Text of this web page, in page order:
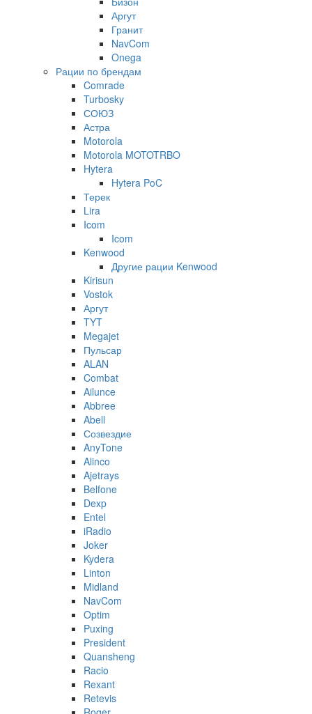
Аргут
Гранит
NavCom
Onega
Рации по брендам
Comrade
Turbosky
СОЮЗ
Астра
Motorola
Motorola MOTOTRBO
Hytera
Hytera PoC
Терек
Lira
Icom
Icom
Kenwood
Другие рации Kenwood
Kirisun
Vostok
Аргут
TYT
Megajet
Пульсар
ALAN
Combat
Ailunce
Abbree
Abell
Созвездие
AnyTone
Alinco
Ajetrays
Belfone
Dexp
Entel
iRadio
Joker
Kydera
Linton
Midland
NavCom
Optim
Puxing
President
Quansheng
Racio
Rexant
Retevis